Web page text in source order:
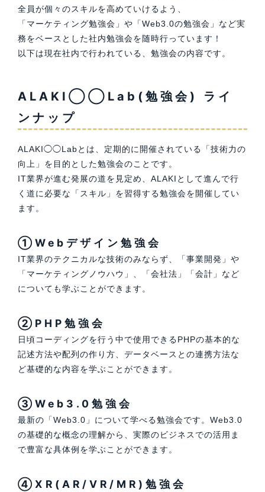
全員が個々のスキルを高めていけるよう、
「マーケティング勉強会」や「Web3.0の勉強会」など実
務をベースとした社内勉強会を随時行っています！
以下は現在社内で行われている、勉強会の内容です。
ALAKI◯◯Lab(勉強会) ライ
ンナップ
ALAKI◯◯Labとは、定期的に開催されている「技術力の
向上」を目的とした勉強会のことです。
IT業界が進む発展の道を見定め、ALAKIとして進んで行
く道に必要な「スキル」を習得する勉強会を開催してい
ます。
①Webデザイン勉強会
IT業界のテクニカルな技術のみならず、「事業開発」や
「マーケティングノウハウ」、「会社法」「会計」など
についても学ぶことができます。
②PHP勉強会
日頃コーディングを行う中で使用できるPHPの基本的な
記述方法や配列の作り方、データベースとの連携方法な
ど基礎的な内容を学ぶことができます。
③Web3.0勉強会
最新の「Web3.0」について学べる勉強会です。Web3.0
の基礎的な概念の理解から、実際のビジネスでの活用ま
で豊富な具体例を学ぶことができます。
④XR(AR/VR/MR)勉強会